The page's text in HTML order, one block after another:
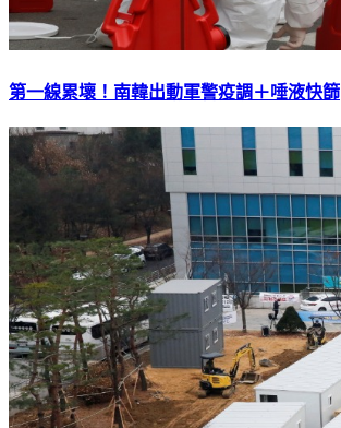
第一線累壞！南韓出動軍警疫調＋唾液快篩